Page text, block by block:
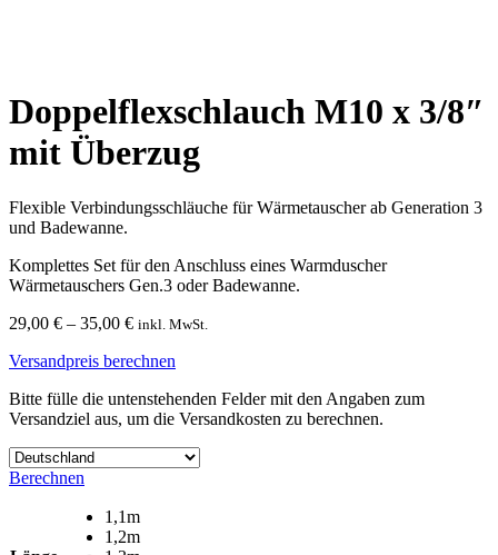
Doppelflexschlauch M10 x 3/8″
mit Überzug
Flexible Verbindungsschläuche für Wärmetauscher ab Generation 3
und Badewanne.
Komplettes Set für den Anschluss eines Warmduscher
Wärmetauschers Gen.3 oder Badewanne.
29,00 € – 35,00 € inkl. MwSt.
Versandpreis berechnen
Bitte fülle die untenstehenden Felder mit den Angaben zum
Versandziel aus, um die Versandkosten zu berechnen.
Berechnen
1,1m
1,2m